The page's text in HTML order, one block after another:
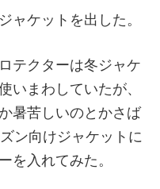
ャケットを出した。
テクターは冬ジャケ
いまわしていたが、
暑苦しいのとかさば
ン向けジャケットに
を入れてみた。